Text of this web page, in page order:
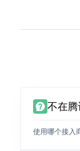
不在
使用哪个接入